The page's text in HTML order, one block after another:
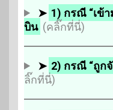
➤ 1) กรณี “เข้
บิน (คลิ๊กที่นี่)
➤ 2) กรณี “ถูก
ลิ๊กที่นี่)